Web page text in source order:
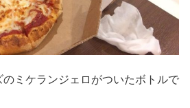
ミケランジェロがついたボトルで